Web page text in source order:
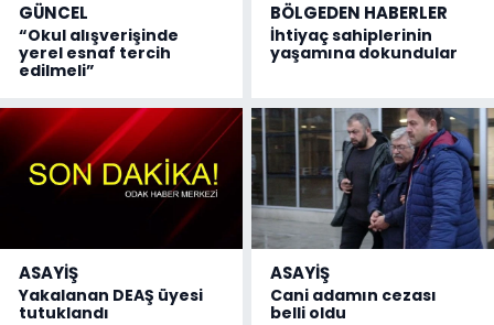
GÜNCEL
“Okul alışverişinde
yerel esnaf tercih
edilmeli”
BÖLGEDEN HABERLER
İhtiyaç sahiplerinin
yaşamına dokundular
ASAYİŞ
Yakalanan DEAŞ üyesi
tutuklandı
ASAYİŞ
Cani adamın cezası
belli oldu